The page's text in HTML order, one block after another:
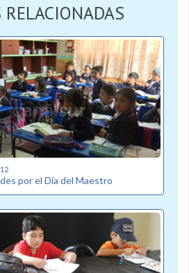
por el Día del Maestro